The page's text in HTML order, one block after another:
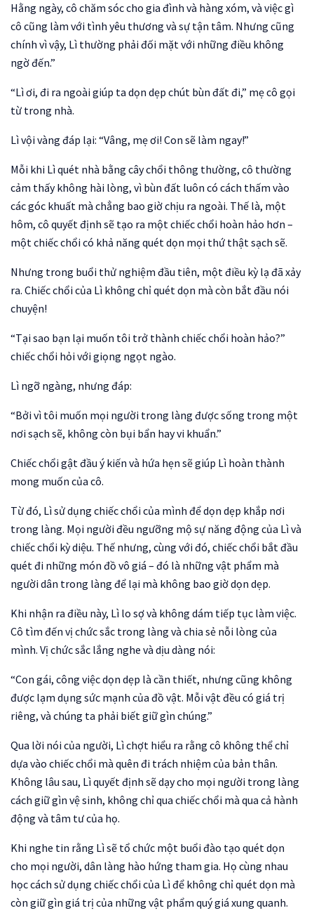
Hằng ngày, cô chăm sóc cho gia đình và hàng xóm, và việc gì
cô cũng làm với tình yêu thương và sự tận tâm. Nhưng cũng
chính vì vậy, Lì thường phải đối mặt với những điều không
ngờ đến.”
“Lì ơi, đi ra ngoài giúp ta dọn dẹp chút bùn đất đi,” mẹ cô gọi
từ trong nhà.
Lì vội vàng đáp lại: “Vâng, mẹ ơi! Con sẽ làm ngay!”
Mỗi khi Lì quét nhà bằng cây chổi thông thường, cô thường
cảm thấy không hài lòng, vì bùn đất luôn có cách thấm vào
các góc khuất mà chẳng bao giờ chịu ra ngoài. Thế là, một
hôm, cô quyết định sẽ tạo ra một chiếc chổi hoàn hảo hơn –
một chiếc chổi có khả năng quét dọn mọi thứ thật sạch sẽ.
Nhưng trong buổi thử nghiệm đầu tiên, một điều kỳ lạ đã xảy
ra. Chiếc chổi của Lì không chỉ quét dọn mà còn bắt đầu nói
chuyện!
“Tại sao bạn lại muốn tôi trở thành chiếc chổi hoàn hảo?”
chiếc chổi hỏi với giọng ngọt ngào.
Lì ngỡ ngàng, nhưng đáp:
“Bởi vì tôi muốn mọi người trong làng được sống trong một
nơi sạch sẽ, không còn bụi bẩn hay vi khuẩn.”
Chiếc chổi gật đầu ý kiến và hứa hẹn sẽ giúp Lì hoàn thành
mong muốn của cô.
Từ đó, Lì sử dụng chiếc chổi của mình để dọn dẹp khắp nơi
trong làng. Mọi người đều ngưỡng mộ sự năng động của Lì và
chiếc chổi kỳ diệu. Thế nhưng, cùng với đó, chiếc chổi bắt đầu
quét đi những món đồ vô giá – đó là những vật phẩm mà
người dân trong làng để lại mà không bao giờ dọn dẹp.
Khi nhận ra điều này, Lì lo sợ và không dám tiếp tục làm việc.
Cô tìm đến vị chức sắc trong làng và chia sẻ nỗi lòng của
mình. Vị chức sắc lắng nghe và dịu dàng nói:
“Con gái, công việc dọn dẹp là cần thiết, nhưng cũng không
được lạm dụng sức mạnh của đồ vật. Mỗi vật đều có giá trị
riêng, và chúng ta phải biết giữ gìn chúng.”
Qua lời nói của người, Lì chợt hiểu ra rằng cô không thể chỉ
dựa vào chiếc chổi mà quên đi trách nhiệm của bản thân.
Không lâu sau, Lì quyết định sẽ dạy cho mọi người trong làng
cách giữ gìn vệ sinh, không chỉ qua chiếc chổi mà qua cả hành
động và tâm tư của họ.
Khi nghe tin rằng Lì sẽ tổ chức một buổi đào tạo quét dọn
cho mọi người, dân làng hào hứng tham gia. Họ cùng nhau
học cách sử dụng chiếc chổi của Lì để không chỉ quét dọn mà
còn giữ gìn giá trị của những vật phẩm quý giá xung quanh.